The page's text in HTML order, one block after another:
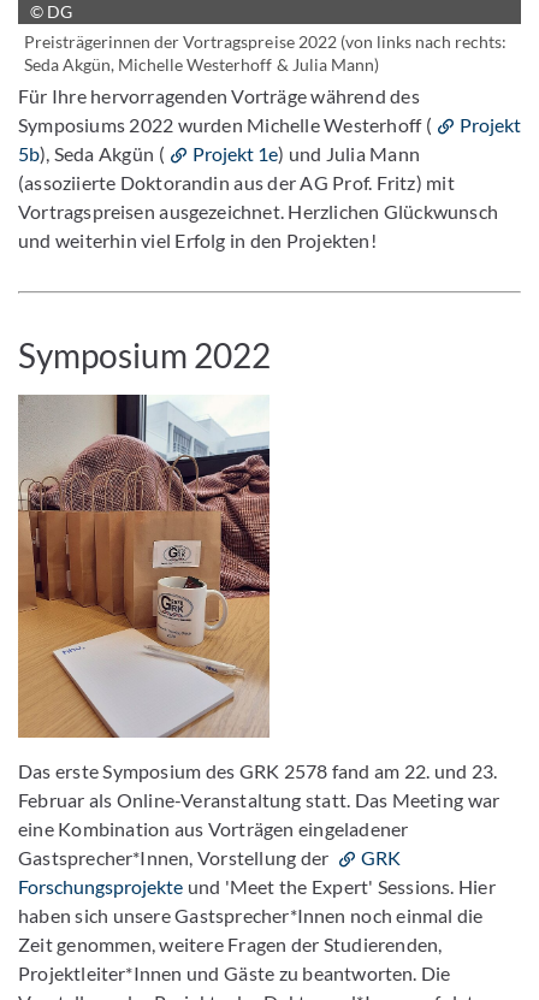
© DG
Bild vergrößern
Preisträgerinnen der Vortragspreise 2022 (von links nach rechts:
Seda Akgün, Michelle Westerhoff & Julia Mann)
Für Ihre hervorragenden Vorträge während des
Symposiums 2022 wurden Michelle Westerhoff (
Projekt
5b), Seda Akgün ( Projekt 1e) und Julia Mann
(assoziierte Doktorandin aus der AG Prof. Fritz) mit
Vortragspreisen ausgezeichnet. Herzlichen Glückwunsch
und weiterhin viel Erfolg in den Projekten!
Symposium 2022
Das erste Symposium des GRK 2578 fand am 22. und 23.
Februar als Online-Veranstaltung statt. Das Meeting war
eine Kombination aus Vorträgen eingeladener
Gastsprecher*Innen, Vorstellung der
GRK
Forschungsprojekte und 'Meet the Expert' Sessions. Hier
haben sich unsere Gastsprecher*Innen noch einmal die
Zeit genommen, weitere Fragen der Studierenden,
Projektleiter*Innen und Gäste zu beantworten. Die